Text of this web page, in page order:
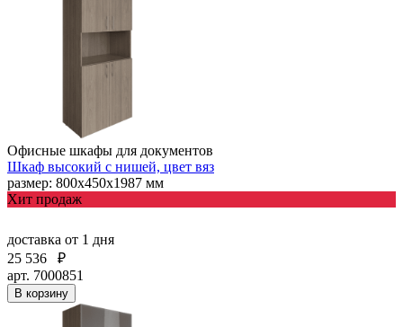
Офисные шкафы для документов
Шкаф высокий с нишей, цвет вяз
размер: 800х450х1987 мм
Хит продаж
доставка от 1 дня
25 536
₽
арт. 7000851
В корзину